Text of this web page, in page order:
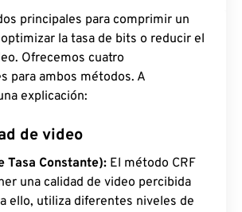
principales para comprimir un
la tasa de bits o reducir el
Ofrecemos cuatro
para ambos métodos. A
explicación:
de video
Tasa Constante): El método CRF
una calidad de video percibida
ello, utiliza diferentes niveles de